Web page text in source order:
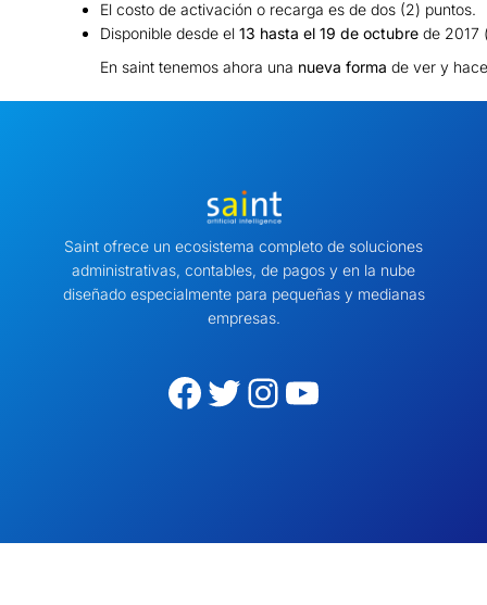
El costo de activación o recarga es de dos (2) puntos.
Disponible desde el 13 hasta el 19 de octubrede 2017
En saint tenemos ahora una nueva forma de ver y
Saint ofrece un ecosistema completo de soluciones
administrativas, contables, de pagos y en la nube
diseñado especialmente para pequeñas y medianas
empresas.
Facebook Twitter Instagram YouTube